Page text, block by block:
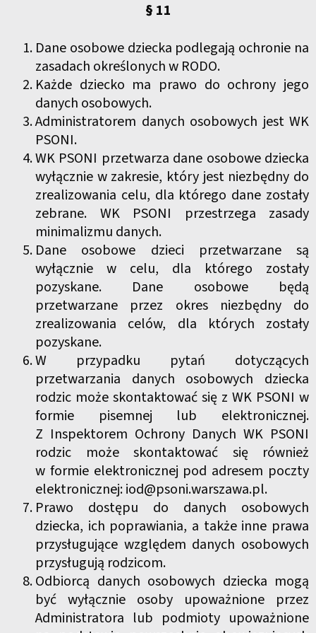
§ 11
Dane osobowe dziecka podlegają ochronie na
zasadach określonych w RODO.
Każde dziecko ma prawo do ochrony jego
danych osobowych.
Administratorem danych osobowych jest WK
PSONI.
WK PSONI przetwarza dane osobowe dziecka
wyłącznie w zakresie, który jest niezbędny do
zrealizowania celu, dla którego dane zostały
zebrane. WK PSONI przestrzega zasady
minimalizmu danych.
Dane osobowe dzieci przetwarzane są
wyłącznie w celu, dla którego zostały
pozyskane. Dane osobowe będą
przetwarzane przez okres niezbędny do
zrealizowania celów, dla których zostały
pozyskane.
W przypadku pytań dotyczących
przetwarzania danych osobowych dziecka
rodzic może skontaktować się z WK PSONI w
formie pisemnej lub elektronicznej.
Z Inspektorem Ochrony Danych WK PSONI
rodzic może skontaktować się również
w formie elektronicznej pod adresem poczty
elektronicznej: iod@psoni.warszawa.pl.
Prawo dostępu do danych osobowych
dziecka, ich poprawiania, a także inne prawa
przysługujące względem danych osobowych
przysługują rodzicom.
Odbiorcą danych osobowych dziecka mogą
być wyłącznie osoby upoważnione przez
Administratora lub podmioty upoważnione